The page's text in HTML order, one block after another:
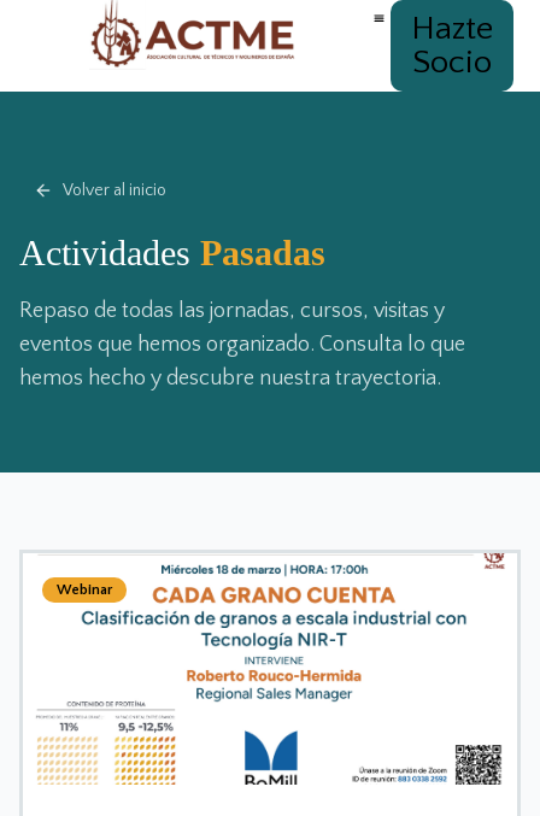
Hazte
Socio
Volver al inicio
Actividades Pasadas
Repaso de todas las jornadas, cursos, visitas y
eventos que hemos organizado. Consulta lo que
hemos hecho y descubre nuestra trayectoria.
Webinar